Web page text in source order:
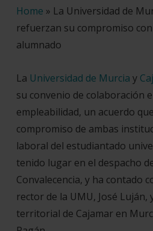
Home » La Universidad de
refuerzan su compromiso
alumnado
La Universidad de Murcia y
su convenio de colaboración
empleabilidad, un acuerdo
compromiso de ambas
laboral del estudiantado
tenido lugar en el despacho
Convalecencia, y ha contado
rector de la UMU, José Luján,
territorial de Cajamar en